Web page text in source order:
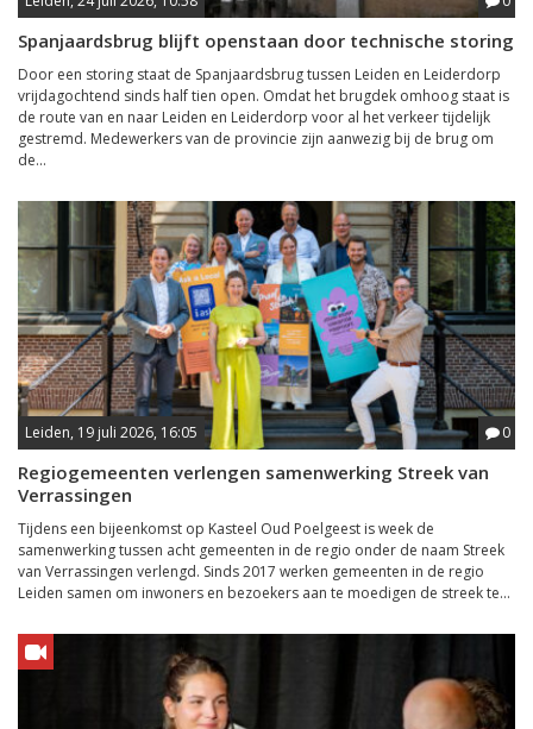
Spanjaardsbrug blijft openstaan door technische storing
Door een storing staat de Spanjaardsbrug tussen Leiden en Leiderdorp
vrijdagochtend sinds half tien open. Omdat het brugdek omhoog staat is
de route van en naar Leiden en Leiderdorp voor al het verkeer tijdelijk
gestremd. Medewerkers van de provincie zijn aanwezig bij de brug om
de...
Leiden, 19 juli 2026, 16:05 0
Regiogemeenten verlengen samenwerking Streek van
Verrassingen
Tijdens een bijeenkomst op Kasteel Oud Poelgeest is week de
samenwerking tussen acht gemeenten in de regio onder de naam Streek
van Verrassingen verlengd. Sinds 2017 werken gemeenten in de regio
Leiden samen om inwoners en bezoekers aan te moedigen de streek te...